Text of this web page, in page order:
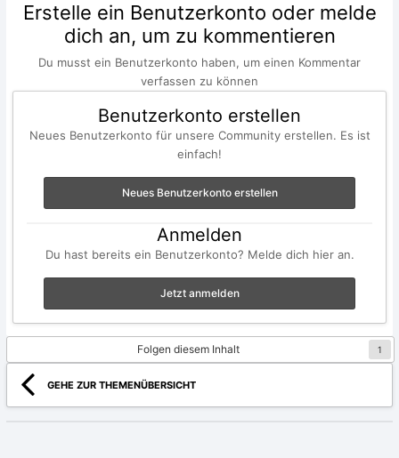
Erstelle ein Benutzerkonto oder melde
dich an, um zu kommentieren
Du musst ein Benutzerkonto haben, um einen Kommentar
verfassen zu können
Benutzerkonto erstellen
Neues Benutzerkonto für unsere Community erstellen. Es ist
einfach!
Neues Benutzerkonto erstellen
Anmelden
Du hast bereits ein Benutzerkonto? Melde dich hier an.
Jetzt anmelden
Folgen diesem Inhalt 1
GEHE ZUR THEMENÜBERSICHT